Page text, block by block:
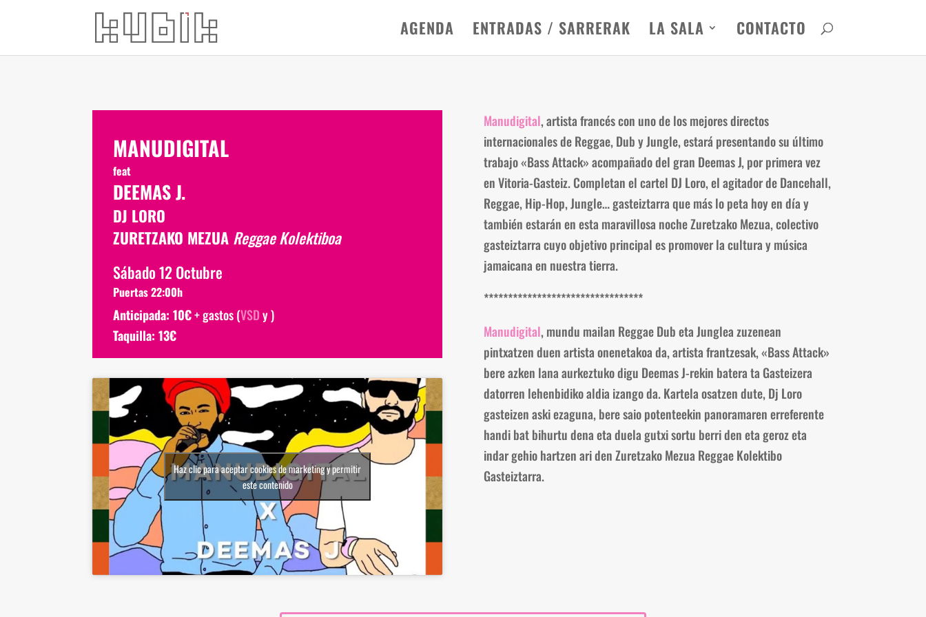
AGENDA ENTRADAS / SARRERAK LA SALA CONTACTO
.
MANUDIGITAL
feat
DEEMAS J.
DJ LORO
ZURETZAKO MEZUA Reggae Kolektiboa
Sábado 12 Octubre
Puertas 22:00h
Anticipada: 10€+ gastos (VSDy )
Taquilla: 13€
Haz clic para aceptar cookies de marketing y permitir
este contenido
Manudigital, artista francés con uno de los mejores directos
internacionales de Reggae, Dub y Jungle, estará presentando su último
trabajo «Bass Attack» acompañado del gran Deemas J, por primera vez
en Vitoria-Gasteiz. Completan el cartel DJ Loro, el agitador de Dancehall,
Reggae, Hip-Hop, Jungle… gasteiztarra que más lo peta hoy en día y
también estarán en esta maravillosa noche Zuretzako Mezua, colectivo
gasteiztarra cuyo objetivo principal es promover la cultura y música
jamaicana en nuestra tierra.
*********************************
Manudigital, mundu mailan Reggae Dub eta Junglea zuzenean
pintxatzen duen artista onenetakoa da, artista frantzesak, «Bass Attack»
bere azken lana aurkeztuko digu Deemas J-rekin batera ta Gasteizera
datorren lehenbidiko aldia izango da. Kartela osatzen dute, Dj Loro
gasteizen aski ezaguna, bere saio potenteekin panoramaren erreferente
handi bat bihurtu dena eta duela gutxi sortu berri den eta geroz eta
indar gehio hartzen ari den Zuretzako Mezua Reggae Kolektibo
Gasteiztarra.